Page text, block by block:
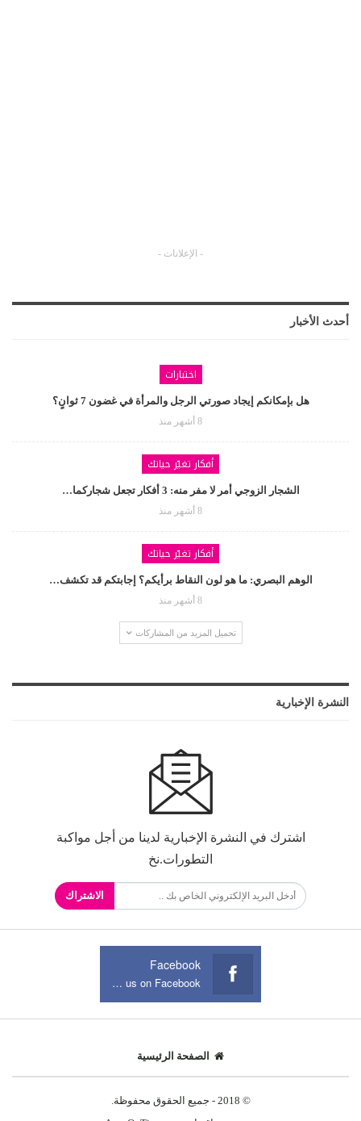
- الإعلانات -
أحدث الأخبار
اختبارات
هل بإمكانكم إيجاد صورتي الرجل والمرأة في غضون 7 ثوانٍ؟
8 أشهر منذ
أفكار تغيّر حياتك
الشجار الزوجي أمر لا مفر منه: 3 أفكار تجعل شجاركما…
8 أشهر منذ
أفكار تغيّر حياتك
الوهم البصري: ما هو لون النقاط برأيكم؟ إجابتكم قد تكشف…
8 أشهر منذ
تحميل المزيد من المشاركات
النشرة الإخبارية
اشترك في النشرة الإخبارية لدينا من أجل مواكبة
التطورات.نخ
الاشتراك
Facebook
Join us on Facebook
الصفحة الرئيسية
© 2018 - جميع الحقوق محفوظة.